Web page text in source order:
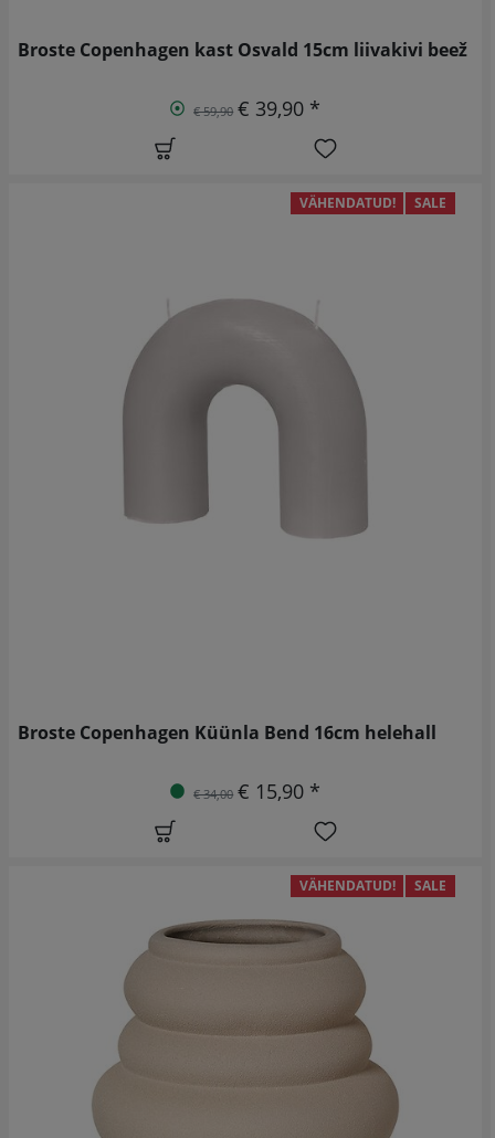
Broste Copenhagen kast Osvald 15cm liivakivi beež
€ 59,90 € 39,90 *
VÄHENDATUD! SALE
Broste Copenhagen Küünla Bend 16cm helehall
€ 34,00 € 15,90 *
VÄHENDATUD! SALE